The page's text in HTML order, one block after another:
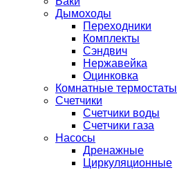
Дымоходы
Переходники
Комплекты
Сэндвич
Нержавейка
Оцинковка
Комнатные термостаты
Счетчики
Счетчики воды
Счетчики газа
Насосы
Дренажные
Циркуляционные